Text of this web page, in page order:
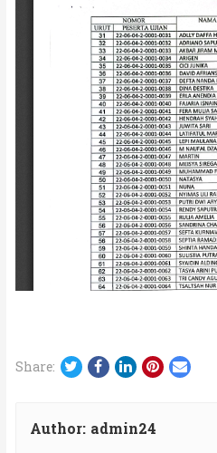
Share: Twitter
Facebook
LinkedIn
Pinterest
Email
Author: admin24